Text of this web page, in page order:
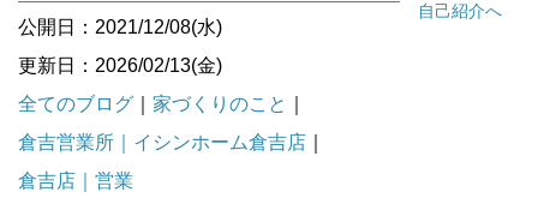
自己紹介へ
公開日：2021/12/08(水)
更新日：2026/02/13(金)
全てのブログ
家づくりのこと
倉吉営業所｜イシンホーム倉吉店
倉吉店｜営業